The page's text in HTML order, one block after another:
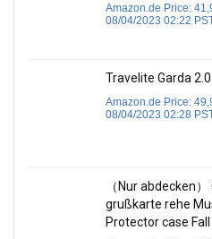
Amazon.de Price:
08/04/2023 02:22
Travelite Garda
Amazon.de Price:
08/04/2023 02:28
（Nur abdecken
grußkarte rehe
Protector case